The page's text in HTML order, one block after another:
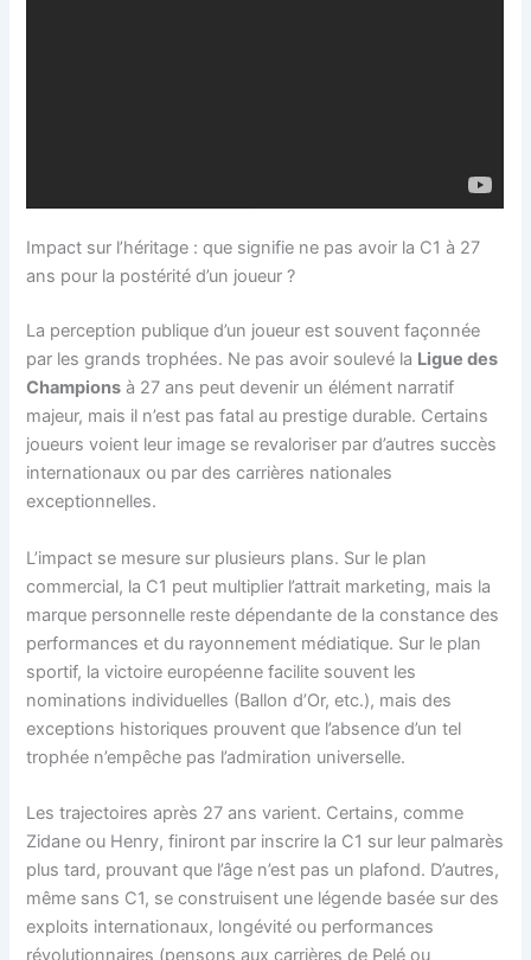
Impact sur l’héritage : que signifie ne pas avoir la C1 à 27
ans pour la postérité d’un joueur ?
La perception publique d’un joueur est souvent façonnée
par les grands trophées. Ne pas avoir soulevé la Ligue des
Champions à 27 ans peut devenir un élément narratif
majeur, mais il n’est pas fatal au prestige durable. Certains
joueurs voient leur image se revaloriser par d’autres succès
internationaux ou par des carrières nationales
exceptionnelles.
L’impact se mesure sur plusieurs plans. Sur le plan
commercial, la C1 peut multiplier l’attrait marketing, mais la
marque personnelle reste dépendante de la constance des
performances et du rayonnement médiatique. Sur le plan
sportif, la victoire européenne facilite souvent les
nominations individuelles (Ballon d’Or, etc.), mais des
exceptions historiques prouvent que l’absence d’un tel
trophée n’empêche pas l’admiration universelle.
Les trajectoires après 27 ans varient. Certains, comme
Zidane ou Henry, finiront par inscrire la C1 sur leur palmarès
plus tard, prouvant que l’âge n’est pas un plafond. D’autres,
même sans C1, se construisent une légende basée sur des
exploits internationaux, longévité ou performances
révolutionnaires (pensons aux carrières de Pelé ou